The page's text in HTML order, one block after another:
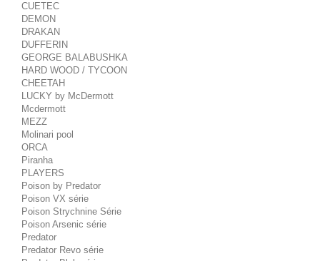
CUETEC
DEMON
DRAKAN
DUFFERIN
GEORGE BALABUSHKA
HARD WOOD / TYCOON
CHEETAH
LUCKY by McDermott
Mcdermott
MEZZ
Molinari pool
ORCA
Piranha
PLAYERS
Poison by Predator
Poison VX série
Poison Strychnine Série
Poison Arsenic série
Predator
Predator Revo série